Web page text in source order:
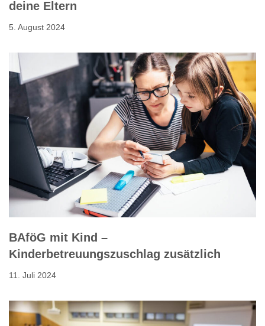
deine Eltern
5. August 2024
BAföG mit Kind –
Kinderbetreuungszuschlag zusätzlich
11. Juli 2024